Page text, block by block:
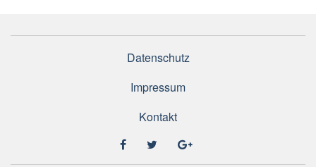
Datenschutz
Impressum
Kontakt